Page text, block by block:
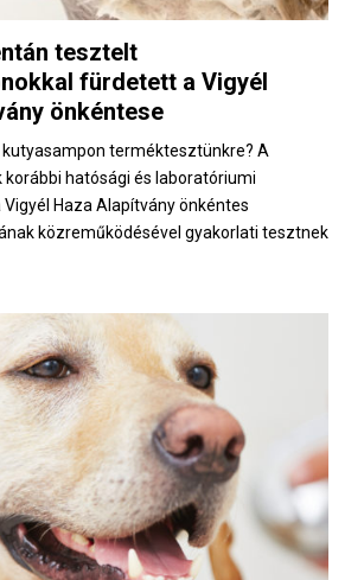
tesztelt
fürdetett a Vigyél
önkéntese
kutyasampon terméktesztünkre? A
hatósági és laboratóriumi
Haza Alapítvány önkéntes
közreműködésével gyakorlati tesztnek